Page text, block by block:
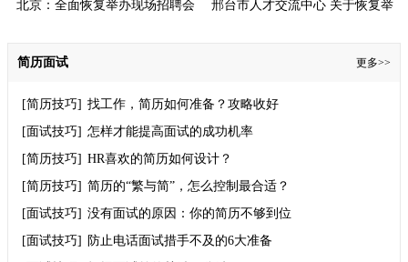
北京：全面恢复举办现场招聘会 邢台市人才交流中心 关于恢复举
简历面试 更多>>
[简历技巧] 找工作，简历如何准备？攻略收好
[面试技巧] 怎样才能提高面试的成功机率
[简历技巧] HR喜欢的简历如何设计？
[简历技巧] 简历的“繁与简”，怎么控制最合适？
[面试技巧] 没有面试的原因：你的简历不够到位
[面试技巧]
防止电话面试措手不及的6大准备